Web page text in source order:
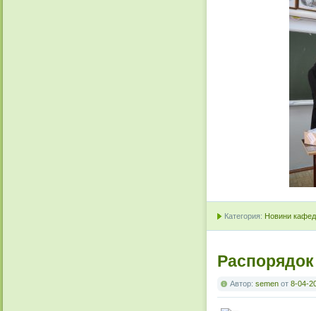
Категория: Новини
Автор: semen от 8-04-